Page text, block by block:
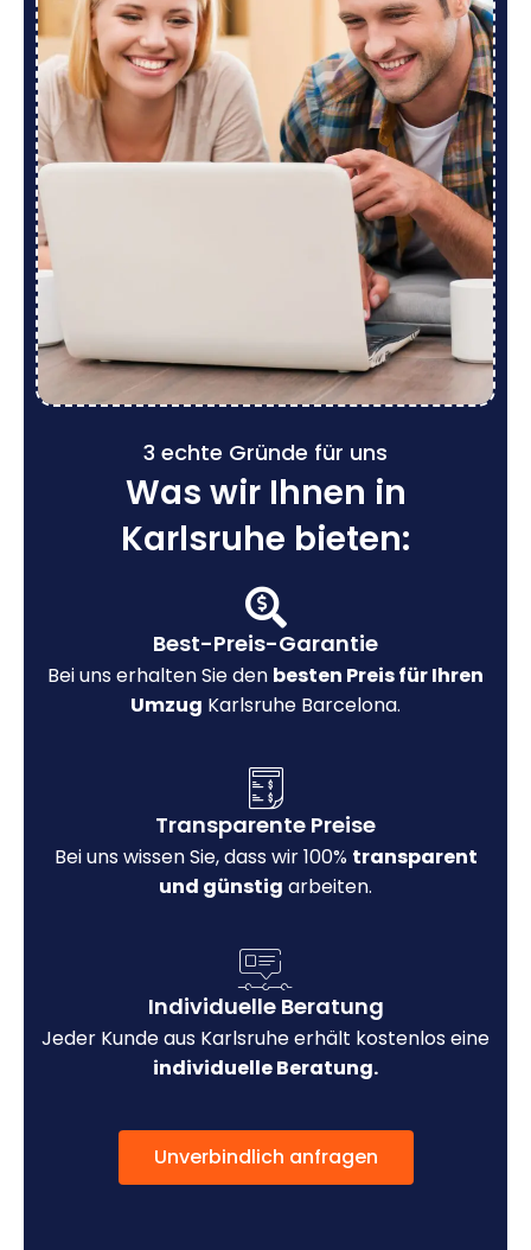
3 echte Gründe für uns
Was wir Ihnen in
Karlsruhe bieten:
Best-Preis-Garantie
Bei uns erhalten Sie den besten Preis für Ihren
Umzug Karlsruhe Barcelona.
Transparente Preise
Bei uns wissen Sie, dass wir 100% transparent
und günstig arbeiten.
Individuelle Beratung
Jeder Kunde aus Karlsruhe erhält kostenlos eine
individuelle Beratung.
Unverbindlich anfragen